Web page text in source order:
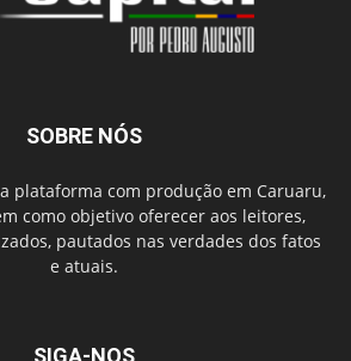
SOBRE NÓS
plataforma com produção em Caruaru,
como objetivo oferecer aos leitores,
pautados nas verdades dos fatos
e atuais.
SIGA-NOS